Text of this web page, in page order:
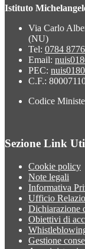
Istituto
Via Carlo
(NU)
Tel: 0784
Email:
PEC:
C.F.:
Codice
Sezione Link
Cookie policy
Note legali
Informativa
Ufficio
Dichiarazione
Obiettivi di
Gestione